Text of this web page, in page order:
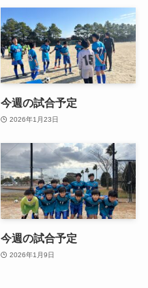
今週の試合予定
2026年1月23日
今週の試合予定
2026年1月9日